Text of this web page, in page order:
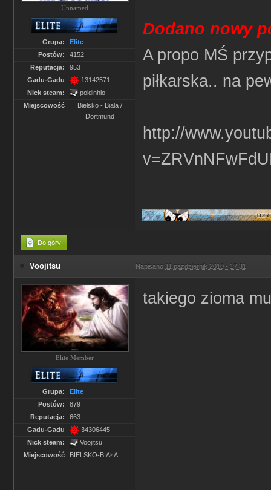
Unnamed
Grupa:
Elite
Postów:
4152
Reputacja:
953
Gadu-Gadu
13142571
Nick steam:
poldinhio
Miejscowość
Bielsko - Biała /
Dortmund
Dodano nowy
A propo MŚ
piłkarska.. na
http://
Do góry
Voojitsu Napisano 11 październik 2010 - 17:31
Elite Member
Grupa:
Elite
Postów:
879
Reputacja:
663
Gadu-Gadu
34306445
Nick steam:
Voojitsu
Miejscowość
BIELSKO-BIAŁA
takiego zioma